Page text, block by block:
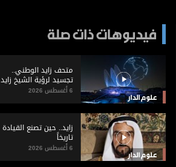
فيديوهات ذات صلة
علوم الدار
متحف زايد الوطني..
تجسيد لرؤية الشيخ زايد
وإرثه الوطني
6 أغسطس 2026
علوم الدار
زايد.. حين تصنع القيادة
تاريخاً
6 أغسطس 2026